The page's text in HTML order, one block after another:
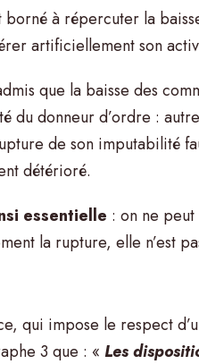
borné à répercuter la
artificiellement son
que la baisse des
du donneur d’ordre :
de son imputabilité
détérioré.
essentielle : on ne
la rupture, elle n’est
qui impose le respect
3 que : « Les